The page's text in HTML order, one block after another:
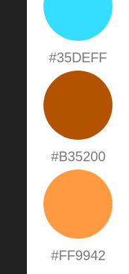
#35DEFF
#B35200
#FF9942